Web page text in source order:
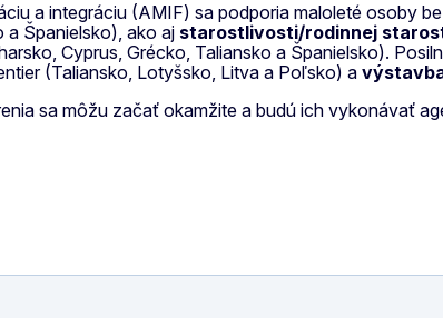
a integráciu (AMIF) sa podporia maloleté osoby
a Španielsko), ako aj starostlivosti/rodinnej
Cyprus, Grécko, Taliansko a Španielsko).
(Taliansko, Lotyšsko, Litva a Poľsko) a
sa môžu začať okamžite a budú ich vykonávať